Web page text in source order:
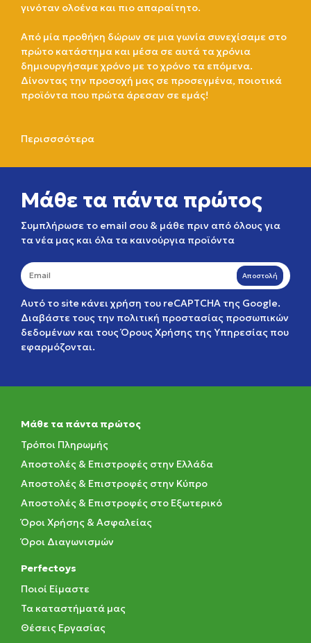
γινόταν ολοένα και πιο απαραίτητο.
Από μία προθήκη δώρων σε μια γωνία συνεχίσαμε στο
πρώτο κατάστημα και μέσα σε αυτά τα χρόνια
δημιουργήσαμε χρόνο με το χρόνο τα επόμενα.
Δίνοντας την προσοχή μας σε προσεγμένα, ποιοτικά
προϊόντα που πρώτα άρεσαν σε εμάς!
Περισσσότερα
Μάθε τα πάντα πρώτος
Συμπλήρωσε το email σου & μάθε πριν από όλους για
τα νέα μας και όλα τα καινούργια προϊόντα
Αποστολή
Αυτό το site κάνει χρήση του reCAPTCHA της Google.
Διαβάστε τους την πολιτική προστασίας προσωπικών
δεδομένων και τουςΌρους Χρήσης της Υπηρεσίας που
εφαρμόζονται.
Μάθε τα πάντα πρώτος
Τρόποι Πληρωμής
Αποστολές & Επιστροφές στην Ελλάδα
Αποστολές & Επιστροφές στην Κύπρο
Αποστολές & Επιστροφές στο Εξωτερικό
Όροι Χρήσης & Ασφαλείας
Όροι Διαγωνισμών
Perfectoys
Ποιοί Είμαστε
Τα καταστήματά μας
Θέσεις Εργασίας